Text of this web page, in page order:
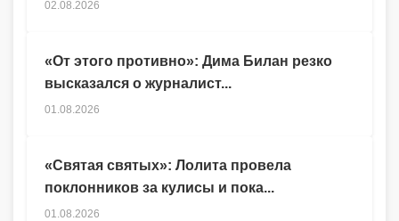
02.08.2026
«От этого противно»: Дима Билан резко
высказался о журналист...
01.08.2026
«Святая святых»: Лолита провела
поклонников за кулисы и пока...
01.08.2026